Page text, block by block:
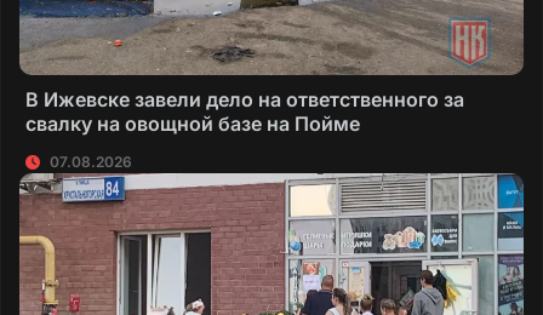
В Ижевске завели дело на ответственного за
свалку на овощной базе на Пойме
07.08.2026